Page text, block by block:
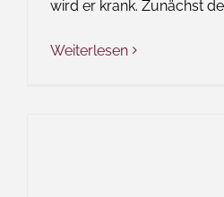
wird er krank. Zunächst
Weiterlesen